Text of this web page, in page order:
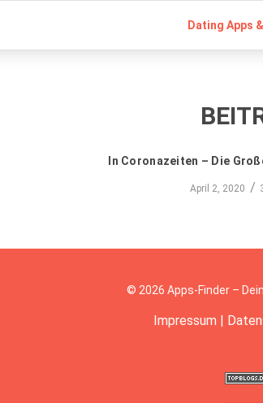
Dating Apps
In Coronazeiten – Die
April 2, 2020 /
© 2026 Apps-Finder –
Impressum |